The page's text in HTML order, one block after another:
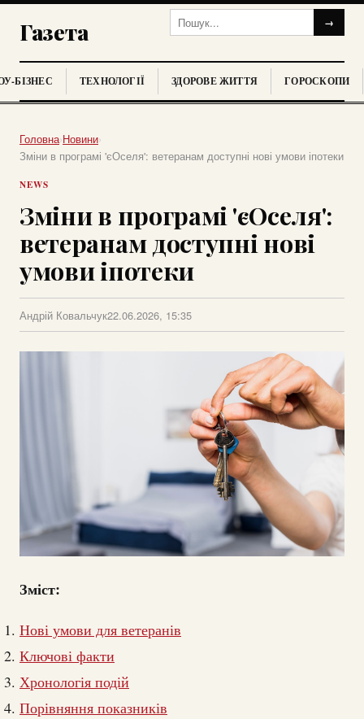
Газета →
БІЗНЕС ТЕХНОЛОГІЇ ЗДОРОВЕ ЖИТТЯ ГОРОСКОПИ
Головна›Новини›
Зміни в програмі 'єОселя': ветеранам доступні нові умови іпотеки
NEWS
Зміни в програмі 'єОселя':
ветеранам доступні нові
умови іпотеки
Андрій Ковальчук22.06.2026, 15:35
Зміст:
Нові умови для ветеранів
Ключові факти
Хронологія подій
Порівняння показників